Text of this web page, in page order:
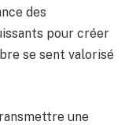
des
pour créer
se sent valorisé
une